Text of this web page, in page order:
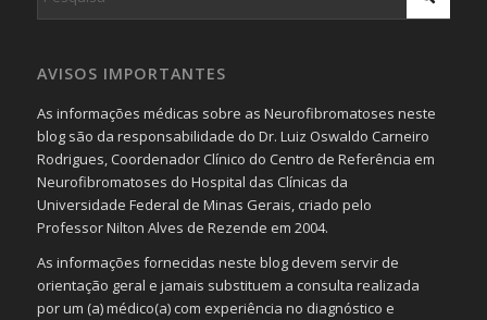
AVISOS IMPORTANTES
As informações médicas sobre as Neurofibromatoses neste
blog são da responsabilidade do Dr. Luiz Oswaldo Carneiro
Rodrigues, Coordenador Clínico do Centro de Referência em
Neurofibromatoses do Hospital das Clínicas da
Universidade Federal de Minas Gerais, criado pelo
Professor Nilton Alves de Rezende em 2004.
As informações fornecidas neste blog devem servir de
orientação geral e jamais substituem a consulta realizada
por um (a) médico(a) com experiência no diagnóstico e